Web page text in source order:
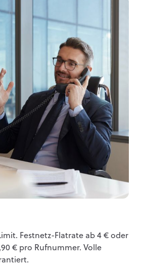
Festnetz-Flatrate ab 4 € oder
€ pro Rufnummer. Volle